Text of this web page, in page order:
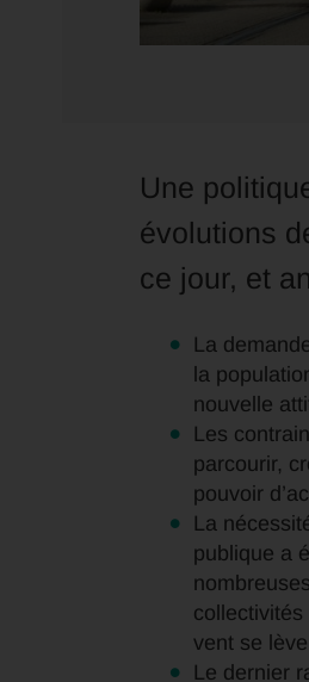
Une
évolutions
ce jour, et
La
la
nouvelle
Les
parcourir,
pouvoir
La
publique a
vent se
Le dernier